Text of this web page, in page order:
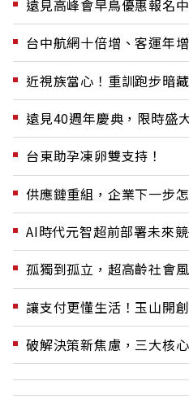
遠見高峰會早鳥優惠報名中
台中航網十倍增、客運年
近視族當心！重訓跑步暗
遠見40週年慶典，限時盛
台東助孕凍卵雙支持！
供應鏈重組，企業下一步
AI時代元智超前部署未來
孤獨到孤立，超高齡社會
讓支付更懂生活！玉山開
破解決策新焦慮，三大核